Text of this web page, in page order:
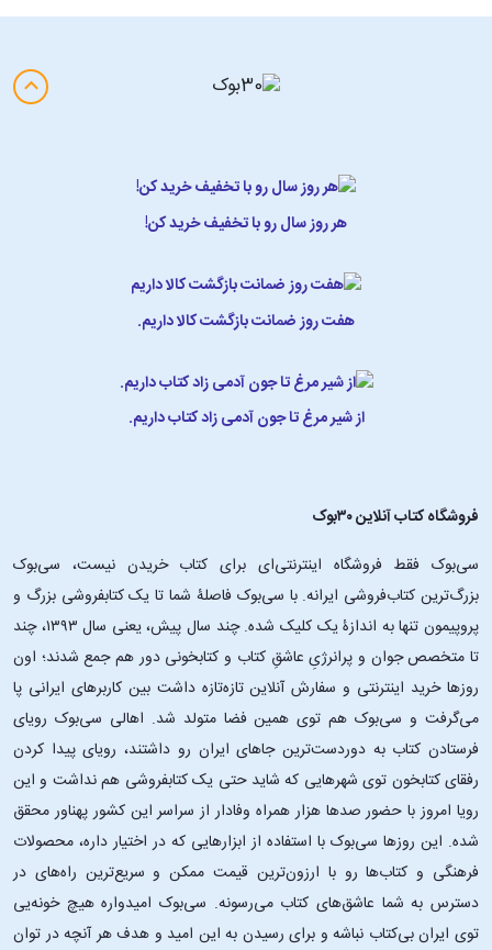
هر روز سال رو با تخفیف خرید کن!
هفت روز ضمانت بازگشت کالا داریم.
از شیر مرغ تا جون آدمی زاد کتاب داریم.
فروشگاه کتاب آنلاین ۳۰بوک
سی‌بوک فقط فروشگاه اینترنتی‌ای برای کتاب خریدن نیست، سی‌بوک
بزرگ‌ترین کتاب‌فروشی ایرانه. با سی‌بوک فاصلۀ شما تا یک کتابفروشی بزرگ و
پروپیمون تنها به اندازۀ یک کلیک شده. چند سال پیش، یعنی سال ۱۳۹۳، چند
تا متخصص جوان و پرانرژیِ عاشقِ کتاب و کتابخونی دور هم جمع شدند؛ اون‌
روزها خرید اینترنتی و سفارش آنلاین تازه‌تازه داشت بین کاربرهای ایرانی پا
می‌گرفت و سی‌بوک هم توی همین فضا متولد شد. اهالی سی‌بوک رویای
فرستادن کتاب به دوردست‌ترین جاهای ایران رو داشتند، رویای پیدا کردن
رفقای کتابخون توی شهرهایی که شاید حتی یک کتابفروشی هم نداشت و این
رویا امروز با حضور صدها هزار همراه وفادار از سراسر این کشور پهناور محقق
شده. این ‌روزها سی‌بوک با استفاده از ابزارهایی که در اختیار داره، محصولات
فرهنگی و کتاب‌ها رو با ارزون‌ترین قیمت ممکن و سریع‌ترین راه‌های در
دسترس به شما عاشق‌های کتاب می‌رسونه. سی‌بوک امیدواره هیچ خونه‌یی
توی ایران بی‌کتاب نباشه و برای رسیدن به این امید و هدف هر آنچه در توان